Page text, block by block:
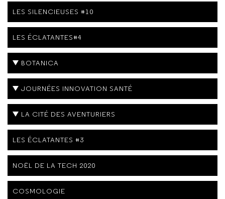
LES SILENCIEUSES #10
LES ÉCLATANTES#4
BOTANICA
JOURNÉES INNOVATION SANTÉ
LA CITÉ DES AVENTURIERS
LES ÉCLATANTES #3
NOËL DE LA TECH 2020
COSMOLOGIE